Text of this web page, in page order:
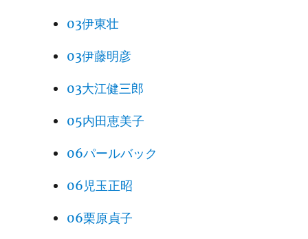
03伊東壮
03伊藤明彦
03大江健三郎
05内田恵美子
06パールバック
06児玉正昭
06栗原貞子